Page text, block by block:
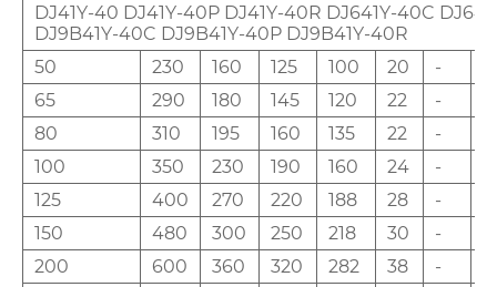
DJ41Y-40 DJ41Y-40P DJ41Y-40R DJ641Y-40C
DJ9B41Y-40C DJ9B41Y-40P DJ9B41Y-40R
50
230 160 125 100 20 -
65
290 180 145 120 22 -
80
310 195 160 135 22 -
100
350 230 190 160 24 -
125
400 270 220 188 28 -
150
480 300 250 218 30 -
200
600 360 320 282 38 -